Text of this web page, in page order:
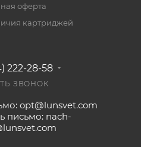
оферта
картриджей
222-28-58
ЗВОНОК
opt@lunsvet.com
письмо: nach-